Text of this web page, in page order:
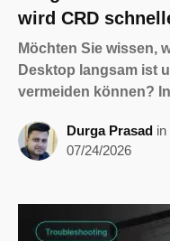
wird CRD
Möchten Sie wissen,
Desktop langsam ist
vermeiden können?
Durga Prasad in
07/24/2026